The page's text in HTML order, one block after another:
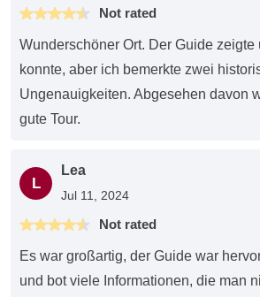
Not rated
Wunderschöner Ort. Der Guide zeigte
konnte, aber ich bemerkte zwei
Ungenauigkeiten. Abgesehen davon
gute Tour.
L
Lea
Jul 11, 2024
Not rated
Es war großartig, der Guide war
und bot viele Informationen, die man